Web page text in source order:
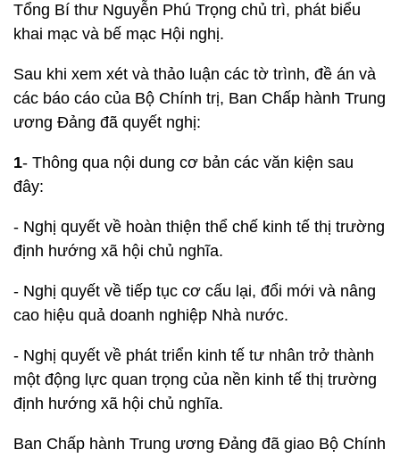
Tổng Bí thư Nguyễn Phú Trọng chủ trì, phát biểu
khai mạc và bế mạc Hội nghị.
Sau khi xem xét và thảo luận các tờ trình, đề án và
các báo cáo của Bộ Chính trị, Ban Chấp hành Trung
ương Đảng đã quyết nghị:
1- Thông qua nội dung cơ bản các văn kiện sau
đây:
- Nghị quyết về hoàn thiện thể chế kinh tế thị trường
định hướng xã hội chủ nghĩa.
- Nghị quyết về tiếp tục cơ cấu lại, đổi mới và nâng
cao hiệu quả doanh nghiệp Nhà nước.
- Nghị quyết về phát triển kinh tế tư nhân trở thành
một động lực quan trọng của nền kinh tế thị trường
định hướng xã hội chủ nghĩa.
Ban Chấp hành Trung ương Đảng đã giao Bộ Chính